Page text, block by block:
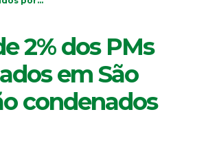
2% dos PMs
em São
condenados